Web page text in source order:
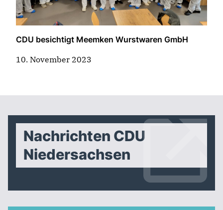
CDU besichtigt Meemken Wurstwaren GmbH
10. November 2023
Nachrichten CDU
Niedersachsen